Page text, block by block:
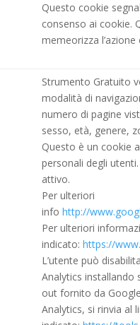
Questo cookie
consenso ai cookie.
memeorizza
Strumento Gratuito
modalità di
numero di pagine
sesso, età, genere,
Questo è un cookie
personali degli
attivo.
Per ulteriori
info http://
Per ulteriori
indicato: https://
L’utente può
Analytics
out fornito da
Analytics, si rinvia al